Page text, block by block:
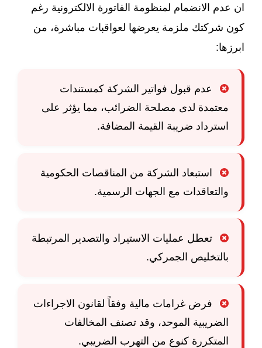
ان عدم الانضمام لمنظومة الفاتورة الالكترونية رغم
كون شركتك ملزمة يعرضها لعواقبات مباشرة، من
ابرزها:
عدم قبول فواتير الشركة كمستندات
معتمدة لدى مصلحة الضرائب، مما يؤثر على
استرداد ضريبة القيمة المضافة.
استبعاد الشركة من المناقصات الحكومية
والتعاقدات مع الجهات الرسمية.
تعطل عمليات الاستيراد والتصدير المرتبطة
بالتخليص الجمركي.
فرض غرامات مالية وفقاً لقانون الاجراءات
الضريبية الموحد، وقد تصنف المخالفات
المتكررة كنوع من التهرب الضريبي.